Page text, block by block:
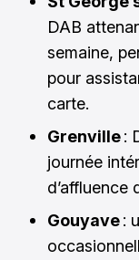
DAB
semaine,
pour
carte.
Grenville:
journée
d’affluence
Gouyave: